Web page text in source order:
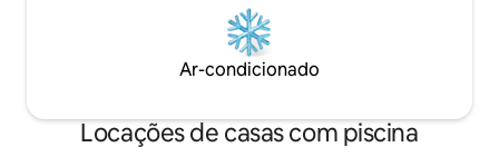
Ar-condicionado
Locações de casas com piscina